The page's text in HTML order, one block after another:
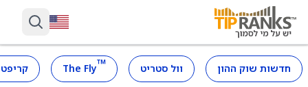
חדשות שוק ההון וול סטריט ™
The Fly